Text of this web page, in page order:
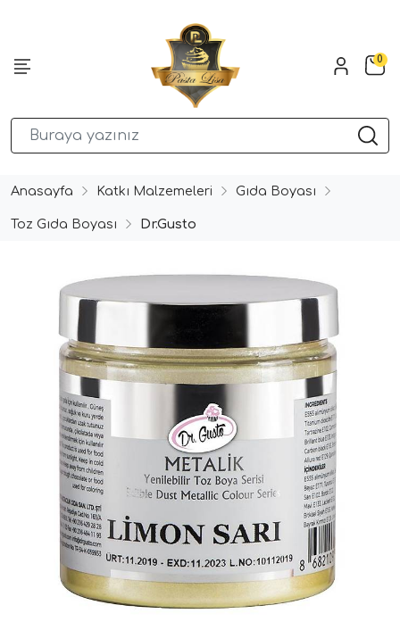
0
Anasayfa Katkı Malzemeleri Gıda Boyası
Toz Gıda Boyası Dr.Gusto